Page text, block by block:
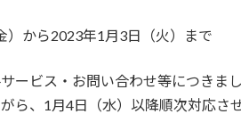
時
:
）から2023年1月3日（火）まで
ービス・お問い合わせ等につきま
ら、1月4日（水）以降順次対応さ